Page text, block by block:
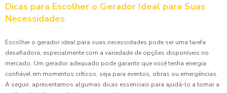
Dicas para Escolher o Gerador Ideal para Suas
Necessidades
Escolher o gerador ideal para suas necessidades pode ser uma tarefa
desafiadora, especialmente com a variedade de opções disponíveis no
mercado. Um gerador adequado pode garantir que você tenha energia
confiável em momentos críticos, seja para eventos, obras ou emergências.
A seguir, apresentamos algumas dicas essenciais para ajudá-lo a tomar a